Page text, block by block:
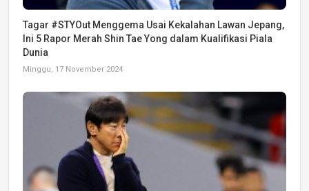
Tagar #STYOut Menggema Usai Kekalahan Lawan Jepang,
Ini 5 Rapor Merah Shin Tae Yong dalam Kualifikasi Piala
Dunia
Minggu, 17 November 2024